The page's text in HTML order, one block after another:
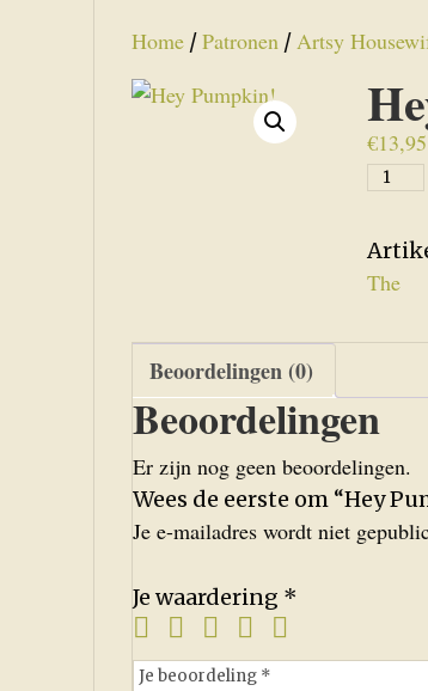
Home /Patronen /Artsy
€13,95
Hey
aantal
The
Beoordelingen (0)
Beoordelingen
Er zijn nog geen beoordelingen.
Wees de eerste om “Hey
Je e-mailadres wordt niet
Je waardering *